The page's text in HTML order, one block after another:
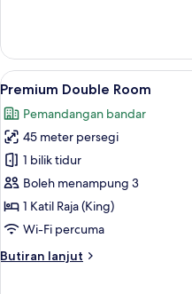
Family
Room
Lihat
semua
foto
untuk
Premium
Double
Room
3
Premium Double Room
Pemandangan bandar
45 meter persegi
1 bilik tidur
Boleh menampung 3
1 Katil Raja (King)
Wi-Fi percuma
Butiran lanjut
Butiran